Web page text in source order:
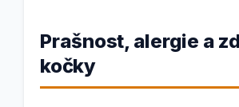
Prašnost, alergie a
kočky